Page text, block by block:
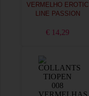
VERMELHO EROTIC
LINE PASSION
€ 14,29